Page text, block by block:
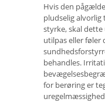
Hvis den
pludselig
styrke, skal dette
utilpas eller føler
behandles.
for berøring er